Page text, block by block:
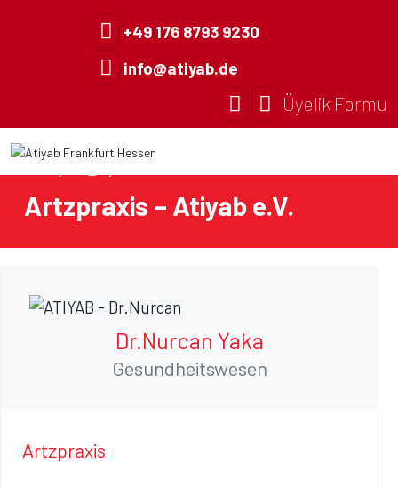
+49 176 8793 9230
info@atiyab.de
Üyelik Formu
Artzpraxis – Atiyab e.V.
Dr.Nurcan Yaka
Gesundheitswesen
Artzpraxis